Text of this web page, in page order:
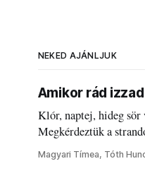
NEKED AJÁNLJUK
Amikor rád
Klór, naptej, hideg sör
Megkérdeztük a
jelenti a nyarat, és
kánikulát.
Magyari Tímea, Tóth